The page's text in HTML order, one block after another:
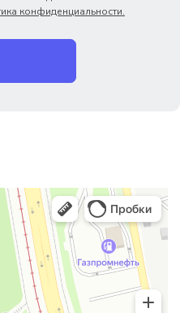
конфиденциальности.
в Екатеринбурге